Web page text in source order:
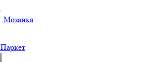
Мозаика
Паркет